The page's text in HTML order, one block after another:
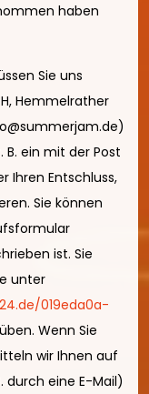
haben
Sie uns
Hemmelrather
ein mit der Post
Ihren Entschluss,
Sie können
ist. Sie
unter
019eda0a-
Wenn Sie
wir Ihnen auf
eine E-Mail)